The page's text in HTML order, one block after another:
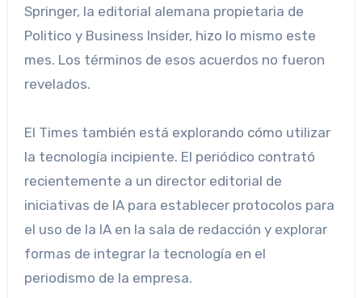
Springer, la editorial alemana propietaria de
Politico y Business Insider, hizo lo mismo este
mes. Los términos de esos acuerdos no fueron
revelados.
El Times también está explorando cómo utilizar
la tecnología incipiente. El periódico contrató
recientemente a un director editorial de
iniciativas de IA para establecer protocolos para
el uso de la IA en la sala de redacción y explorar
formas de integrar la tecnología en el
periodismo de la empresa.